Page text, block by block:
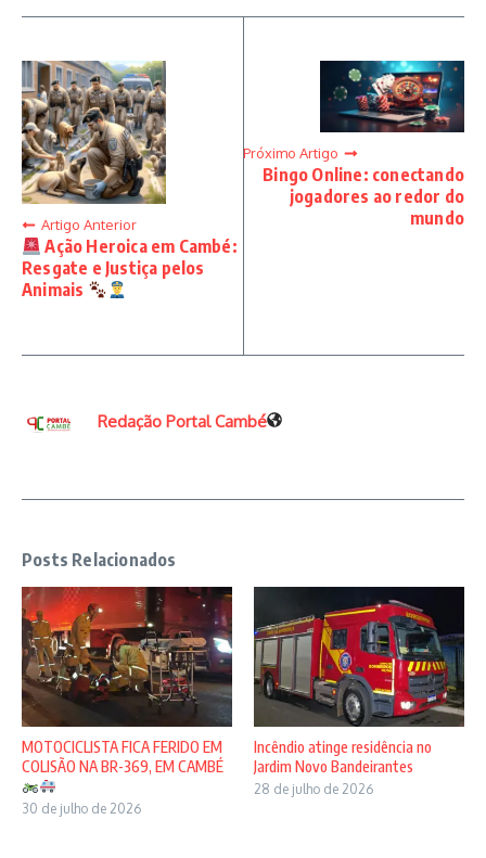
Artigo Anterior
Ação Heroica em Cambé:
Resgate e Justiça pelos
Animais
Próximo Artigo
Bingo Online: conectando
jogadores ao redor do
mundo
Redação Portal Cambé
Posts Relacionados
MOTOCICLISTA FICA FERIDO EM
COLISÃO NA BR-369, EM CAMBÉ
30 de julho de 2026
Incêndio atinge residência no
Jardim Novo Bandeirantes
28 de julho de 2026